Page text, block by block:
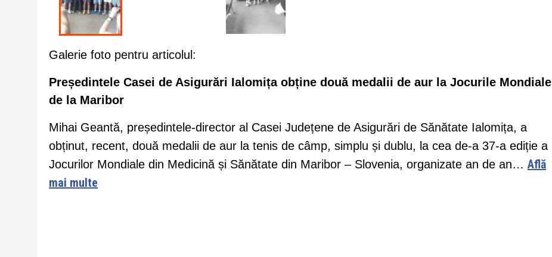
Galerie foto pentru articolul:
Președintele Casei de Asigurări Ialomița obține două medalii de aur la Jocurile Mondiale
de la Maribor
Mihai Geantă, președintele-director al Casei Județene de Asigurări de Sănătate Ialomița, a
obținut, recent, două medalii de aur la tenis de câmp, simplu și dublu, la cea de-a 37-a ediție a
Jocurilor Mondiale din Medicină și Sănătate din Maribor – Slovenia, organizate an de an… Află
mai multe